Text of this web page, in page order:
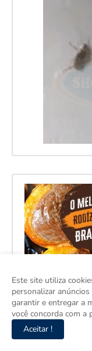
Este site utiliza
personalizar
garantir e entregar a
você concorda com
Aceitar !